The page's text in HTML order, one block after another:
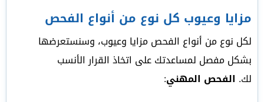
مزايا وعيوب كل نوع من أنواع الفحص
لكل نوع من أنواع الفحص مزايا وعيوب، وسنستعرضها
بشكل مفصل لمساعدتك على اتخاذ القرار الأنسب
لك. الفحص المهني: